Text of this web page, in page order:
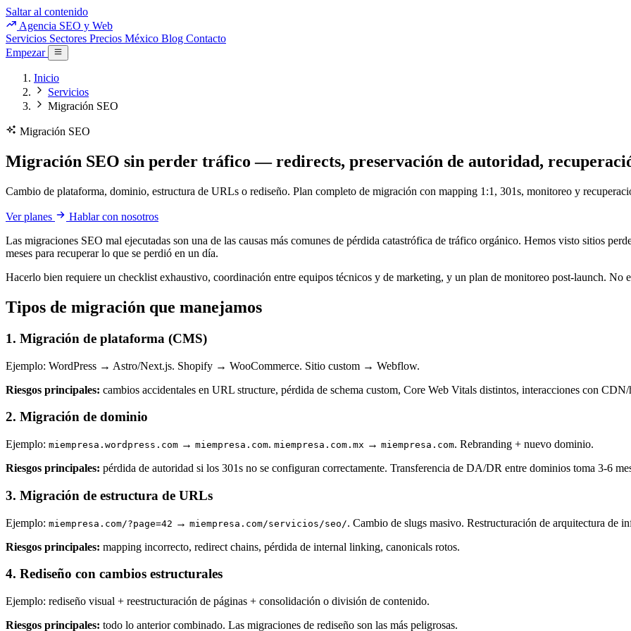
Saltar al contenido
Agencia SEO y Web
Servicios Sectores Precios México Blog Contacto
Empezar
Inicio
Servicios
Migración SEO
Migración SEO
Migración SEO sin perder tráfico — redirects, preservación de autoridad,
Cambio de plataforma, dominio, estructura de URLs o rediseño. Plan completo de migración con mapping 1:1, 301s, monitoreo y
Ver planes
Hablar con nosotros
Las migraciones SEO mal ejecutadas son una de las causas más comunes de pérdida catastrófica de tráfico orgánico. Hemos visto sitios
meses para recuperar lo que se perdió en un día.
Hacerlo bien requiere un checklist exhaustivo, coordinación entre equipos técnicos y de marketing, y un plan de monitoreo post-launch. No
Tipos de migración que manejamos
1. Migración de plataforma (CMS)
Ejemplo: WordPress → Astro/Next.js. Shopify → WooCommerce. Sitio custom → Webflow.
Riesgos principales: cambios accidentales en URL structure, pérdida de schema custom, Core Web Vitals distintos, interacciones con
2. Migración de dominio
Ejemplo: miempresa.wordpress.com → miempresa.com. miempresa.com.mx → miempresa.com. Rebranding + nuevo dominio.
Riesgos principales: pérdida de autoridad si los 301s no se configuran correctamente. Transferencia de DA/DR entre dominios toma 3-6
3. Migración de estructura de URLs
Ejemplo: miempresa.com/?page=42 → miempresa.com/servicios/seo/. Cambio de slugs masivo. Restructuración de arquitectura de
Riesgos principales: mapping incorrecto, redirect chains, pérdida de internal linking, canonicals rotos.
4. Rediseño con cambios estructurales
Ejemplo: rediseño visual + reestructuración de páginas + consolidación o división de contenido.
Riesgos principales: todo lo anterior combinado. Las migraciones de rediseño son las más peligrosas.